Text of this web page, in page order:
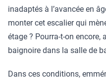
inadaptés à l’avancée en
monter cet escalier qui
étage ? Pourra-t-on encore,
baignoire dans la salle de
Dans ces conditions,